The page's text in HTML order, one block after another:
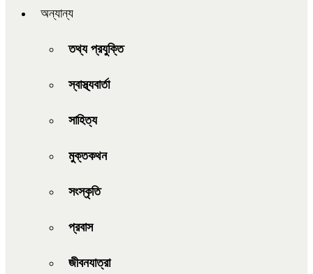
অন্যান্য
তথ্য প্রযুক্তি
স্বাস্থ্যবার্তা
সাহিত্য
মুক্তকথন
সংস্কৃতি
প্রবাস
জীবনযাত্রা